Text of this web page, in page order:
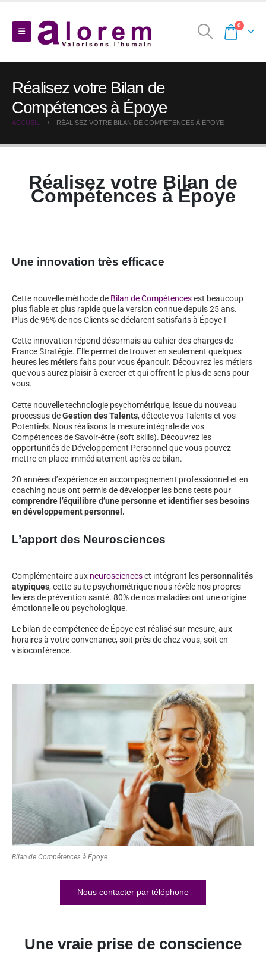
0
Réalisez votre Bilan de
Compétences à Époye
ACCUEIL RÉALISEZ VOTRE BILAN DE COMPÉTENCES À ÉPOYE
Réalisez votre Bilan de
Compétences à Époye
Une innovation très efficace
Cette nouvelle méthode de Bilan de Compétencesest beaucoup
plus fiable et plus rapide que la version connue depuis 25 ans.
Plus de 96% de nos Clients se déclarent satisfaits à Époye !
Cette innovation répond désormais au cahier des charges de
France Stratégie. Elle permet de trouver en seulement quelques
heures les métiers faits pour vous épanouir. Découvrez les métiers
que vous aurez plaisir à exercer et qui offrent le plus de sens pour
vous.
Cette nouvelle technologie psychométrique, issue du nouveau
processus deGestion des Talents, détecte vos Talents et vos
Potentiels. Nous réalisons la mesure intégrale de vos
Compétences de Savoir-être (soft skills). Découvrez les
opportunités de Développement Personnel que vous pouvez
mettre en place immédiatement après ce bilan.
20 années d’expérience en accompagnement professionnel et en
coaching nous ont permis de développer les bons tests pour
comprendre l’équilibre d’une personne et identifier ses besoins
en développement personnel.
L’apport des Neurosciences
Complémentaire aux neuroscienceset intégrant lespersonnalités
atypiques, cette suite psychométrique nous révèle nos propres
leviers de prévention santé. 80% de nos maladies ont une origine
émotionnelle ou psychologique.
Le bilan de compétence de Époye est réalisé sur-mesure, aux
horaires à votre convenance, soit près de chez vous, soit en
visioconférence.
Bilan de Compétences à Époye
Nous contacter par téléphone
Une vraie prise de conscience